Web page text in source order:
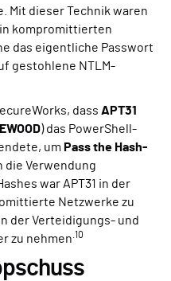
Mit dieser Technik waren
kompromittierten
das eigentliche Passwort
gestohlene NTLM-
dass APT31
) das PowerShell-
um Pass the Hash-
die Verwendung
war APT31 in der
Netzwerke zu
der Verteidigungs- und
zu nehmen .10